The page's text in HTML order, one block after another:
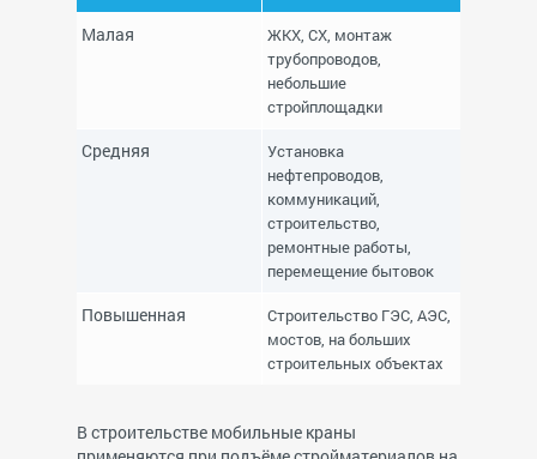
Малая
ЖКХ, СХ, монтаж
трубопроводов,
небольшие
стройплощадки
Средняя
Установка
нефтепроводов,
коммуникаций,
строительство,
ремонтные работы,
перемещение бытовок
Повышенная
Строительство ГЭС, АЭС,
мостов, на больших
строительных объектах
В строительстве мобильные краны